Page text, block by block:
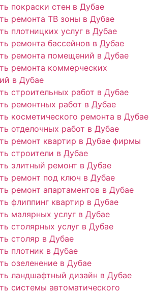
покраски стен в Дубае
ремонта ТВ зоны в Дубае
плотницких услуг в Дубае
ремонта бассейнов в Дубае
ремонта помещений в Дубае
ремонта коммерческих
в Дубае
строительных работ в Дубае
ремонтных работ в Дубае
косметического ремонта в Дубае
отделочных работ в Дубае
ремонт квартир в Дубае фирмы
строители в Дубае
элитный ремонт в Дубае
ремонт под ключ в Дубае
ремонт апартаментов в Дубае
флиппинг квартир в Дубае
малярных услуг в Дубае
столярных услуг в Дубае
столяр в Дубае
плотник в Дубае
озеленение в Дубае
ландшафтный дизайн в Дубае
системы автоматического